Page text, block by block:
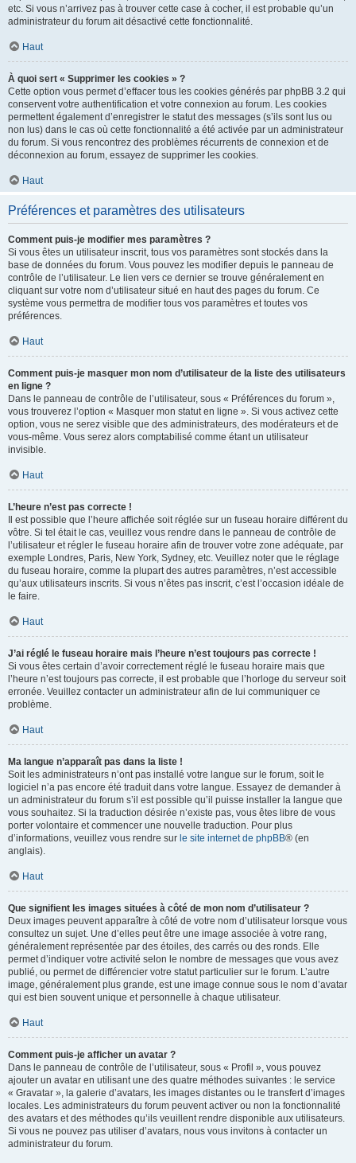
etc. Si vous n’arrivez pas à trouver cette case à cocher, il est probable qu’un
administrateur du forum ait désactivé cette fonctionnalité.
Haut
À quoi sert « Supprimer les cookies » ?
Cette option vous permet d’effacer tous les cookies générés par phpBB 3.2 qui
conservent votre authentification et votre connexion au forum. Les cookies
permettent également d’enregistrer le statut des messages (s’ils sont lus ou
non lus) dans le cas où cette fonctionnalité a été activée par un administrateur
du forum. Si vous rencontrez des problèmes récurrents de connexion et de
déconnexion au forum, essayez de supprimer les cookies.
Haut
Préférences et paramètres des utilisateurs
Comment puis-je modifier mes paramètres ?
Si vous êtes un utilisateur inscrit, tous vos paramètres sont stockés dans la
base de données du forum. Vous pouvez les modifier depuis le panneau de
contrôle de l’utilisateur. Le lien vers ce dernier se trouve généralement en
cliquant sur votre nom d’utilisateur situé en haut des pages du forum. Ce
système vous permettra de modifier tous vos paramètres et toutes vos
préférences.
Haut
Comment puis-je masquer mon nom d’utilisateur de la liste des utilisateurs
en ligne ?
Dans le panneau de contrôle de l’utilisateur, sous « Préférences du forum »,
vous trouverez l’option « Masquer mon statut en ligne ». Si vous activez cette
option, vous ne serez visible que des administrateurs, des modérateurs et de
vous-même. Vous serez alors comptabilisé comme étant un utilisateur
invisible.
Haut
L’heure n’est pas correcte !
Il est possible que l’heure affichée soit réglée sur un fuseau horaire différent du
vôtre. Si tel était le cas, veuillez vous rendre dans le panneau de contrôle de
l’utilisateur et régler le fuseau horaire afin de trouver votre zone adéquate, par
exemple Londres, Paris, New York, Sydney, etc. Veuillez noter que le réglage
du fuseau horaire, comme la plupart des autres paramètres, n’est accessible
qu’aux utilisateurs inscrits. Si vous n’êtes pas inscrit, c’est l’occasion idéale de
le faire.
Haut
J’ai réglé le fuseau horaire mais l’heure n’est toujours pas correcte !
Si vous êtes certain d’avoir correctement réglé le fuseau horaire mais que
l’heure n’est toujours pas correcte, il est probable que l’horloge du serveur soit
erronée. Veuillez contacter un administrateur afin de lui communiquer ce
problème.
Haut
Ma langue n’apparaît pas dans la liste !
Soit les administrateurs n’ont pas installé votre langue sur le forum, soit le
logiciel n’a pas encore été traduit dans votre langue. Essayez de demander à
un administrateur du forum s’il est possible qu’il puisse installer la langue que
vous souhaitez. Si la traduction désirée n’existe pas, vous êtes libre de vous
porter volontaire et commencer une nouvelle traduction. Pour plus
d’informations, veuillez vous rendre sur le site internet de phpBB® (en
anglais).
Haut
Que signifient les images situées à côté de mon nom d’utilisateur ?
Deux images peuvent apparaître à côté de votre nom d’utilisateur lorsque vous
consultez un sujet. Une d’elles peut être une image associée à votre rang,
généralement représentée par des étoiles, des carrés ou des ronds. Elle
permet d’indiquer votre activité selon le nombre de messages que vous avez
publié, ou permet de différencier votre statut particulier sur le forum. L’autre
image, généralement plus grande, est une image connue sous le nom d’avatar
qui est bien souvent unique et personnelle à chaque utilisateur.
Haut
Comment puis-je afficher un avatar ?
Dans le panneau de contrôle de l’utilisateur, sous « Profil », vous pouvez
ajouter un avatar en utilisant une des quatre méthodes suivantes : le service
« Gravatar », la galerie d’avatars, les images distantes ou le transfert d’images
locales. Les administrateurs du forum peuvent activer ou non la fonctionnalité
des avatars et des méthodes qu’ils veuillent rendre disponible aux utilisateurs.
Si vous ne pouvez pas utiliser d’avatars, nous vous invitons à contacter un
administrateur du forum.